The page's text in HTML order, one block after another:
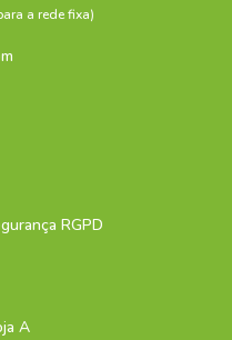
a rede fixa)
RGPD
A